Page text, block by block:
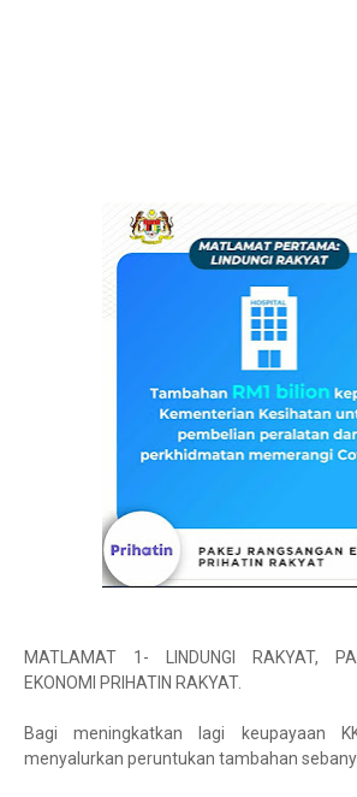
MATLAMAT 1- LINDUNGI RAKYAT,
EKONOMI PRIHATIN RAKYAT.
Bagi meningkatkan lagi keupayaan
menyalurkan peruntukan tambahan